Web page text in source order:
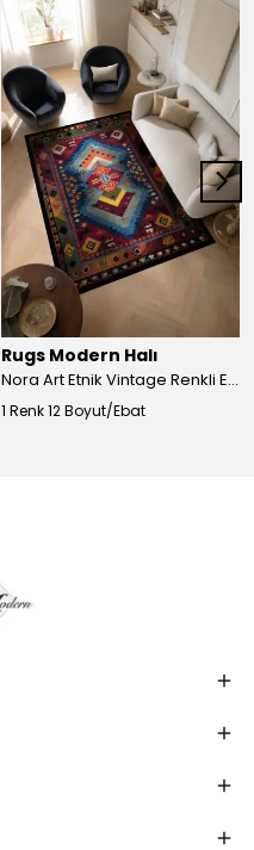
Rugs Modern Halı
Nora Art Etnik Vintage Renkli Eskitme Dokuma Taban Dekoratif Salon Halısı 63
1 Renk 12 Boyut/Ebat